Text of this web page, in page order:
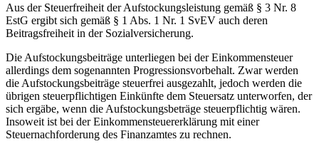
Aus der Steuerfreiheit der Aufstockungsleistung gemäß § 3 Nr. 8
EstG ergibt sich gemäß § 1 Abs. 1 Nr. 1 SvEV auch deren
Beitragsfreiheit in der Sozialversicherung.
Die Aufstockungsbeiträge unterliegen bei der Einkommensteuer
allerdings dem sogenannten Progressionsvorbehalt. Zwar werden
die Aufstockungsbeiträge steuerfrei ausgezahlt, jedoch werden die
übrigen steuerpflichtigen Einkünfte dem Steuersatz unterworfen, der
sich ergäbe, wenn die Aufstockungsbeträge steuerpflichtig wären.
Insoweit ist bei der Einkommensteuererklärung mit einer
Steuernachforderung des Finanzamtes zu rechnen.